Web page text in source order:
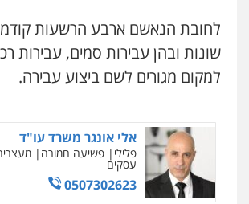
עו"ד ראוף נג'אר
פלילי עורכי דין לענייני אסירים
סמים רכוש
0548009246
עו"ד אלון ארז
פלילי צבאי סמים אלימות
לבן
0507368203
לחובת הנאשם ארבע הרשעות
שונות ובהן עבירות סמים, עבירות
למקום מגורים לשם ביצוע עבירה.
עו"ד שגיא אקו
פלילי מעצרים וחקירות סמים
עורכי דין לענייני אסירים
אלי אונגר משרד עו"ד
פלילי פשיעה חמורה
עסקים
0507302623
ניר קידר – צלם